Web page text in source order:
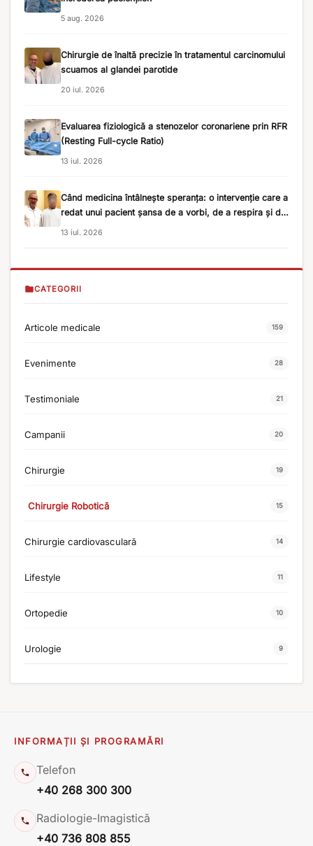
5 aug. 2026
Chirurgie de înaltă precizie în tratamentul carcinomului
scuamos al glandei parotide
20 iul. 2026
Evaluarea fiziologică a stenozelor coronariene prin RFR
(Resting Full-cycle Ratio)
13 iul. 2026
Când medicina întâlnește speranța: o intervenție care a
redat unui pacient șansa de a vorbi, de a respira și de
13 iul. 2026
CATEGORII
Articole medicale 159
Evenimente 28
Testimoniale 21
Campanii 20
Chirurgie 19
Chirurgie Robotică 15
Chirurgie cardiovasculară 14
Lifestyle 11
Ortopedie 10
Urologie 9
INFORMAȚII ȘI PROGRAMĂRI
Telefon
+40 268 300 300
Radiologie-Imagistică
+40 736 808 855